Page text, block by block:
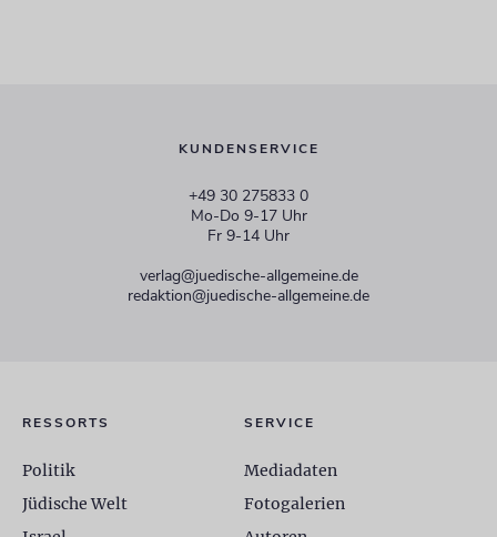
KUNDENSERVICE
+49 30 275833 0
Mo-Do 9-17 Uhr
Fr 9-14 Uhr
verlag@juedische-allgemeine.de
redaktion@juedische-allgemeine.de
RESSORTS
Politik
Jüdische Welt
SERVICE
Mediadaten
Fotogalerien